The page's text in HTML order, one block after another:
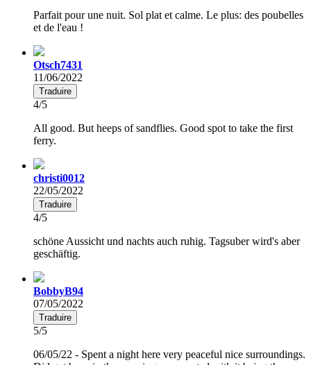
Parfait pour une nuit. Sol plat et calme. Le plus: des poubelles
et de l'eau !
Otsch7431
11/06/2022
Traduire
4/5
All good. But heeps of sandflies. Good spot to take the first
ferry.
christi0012
22/05/2022
Traduire
4/5
schöne Aussicht und nachts auch ruhig. Tagsuber wird's aber
geschäftig.
BobbyB94
07/05/2022
Traduire
5/5
06/05/22 - Spent a night here very peaceful nice surroundings.